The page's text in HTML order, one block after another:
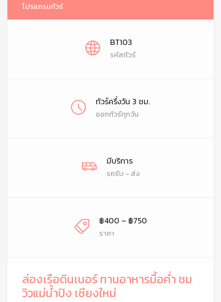
โปรแกรมทัวร์
BT103
รหัสทัวร์
ทัวร์ครึ่งวัน 3 ชม.
ออกทัวร์ทุกวัน
มีบริการ
รถรับ - ส่ง
฿400 – ฿750
ราคา
ล่องเรือดินเนอร์ ทานอาหารมื้อค่ำ ชม
วิวแม่น้ำปิง เชียงใหม่